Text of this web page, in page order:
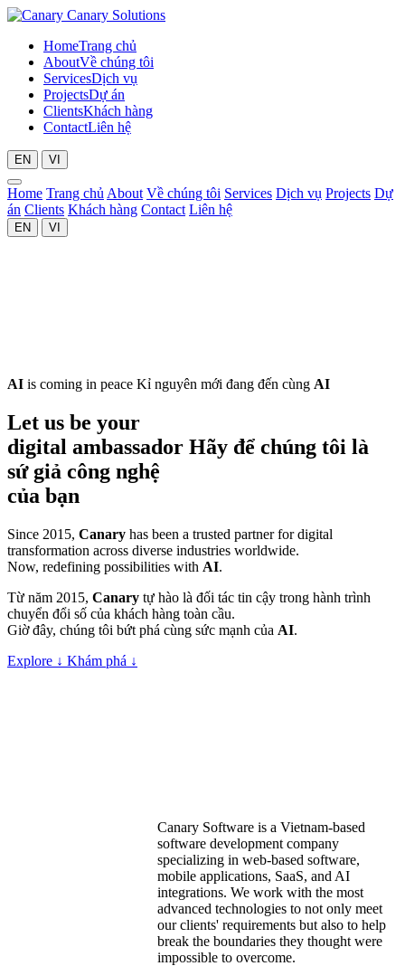
Canary Solutions
HomeTrang chủ
AboutVề chúng tôi
ServicesDịch vụ
ProjectsDự án
ClientsKhách hàng
ContactLiên hệ
EN VI
Home Trang chủ About Về chúng tôi Services Dịch vụ Projects Dự
án Clients Khách hàng Contact Liên hệ
EN VI
AI is coming in peace Kỉ nguyên mới đang đến cùng AI
Let us be your
digital ambassador Hãy để chúng tôi là
sứ giả công nghệ
của bạn
Since 2015, Canary has been a trusted partner for digital
transformation across diverse industries worldwide.
Now, redefining possibilities with AI.
Từ năm 2015, Canary tự hào là đối tác tin cậy trong hành trình
chuyển đổi số của khách hàng toàn cầu.
Giờ đây, chúng tôi bứt phá cùng sức mạnh của AI.
Explore ↓ Khám phá ↓
Canary Software is a Vietnam-based
software development company
specializing in web-based software,
mobile applications, SaaS, and AI
integrations. We work with the most
advanced technologies to not only meet
our clients' requirements but also to help
break the boundaries they thought were
impossible to overcome.